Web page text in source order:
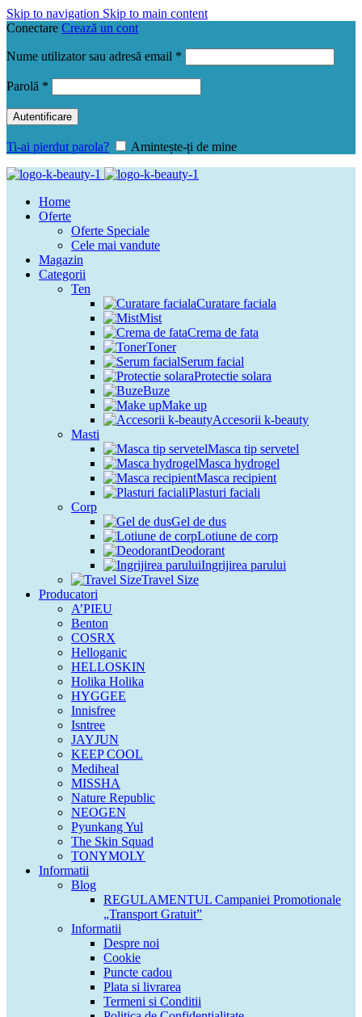
Skip to navigation Skip to main content
Conectare Crează un cont
Nume utilizator sau adresă email *
Parolă *
Autentificare
Ti-ai pierdut parola? Amintește-ți de mine
Home
Oferte
Oferte Speciale
Cele mai vandute
Magazin
Categorii
Ten
Curatare faciala
Mist
Crema de fata
Toner
Serum facial
Protectie solara
Buze
Make up
Accesorii k-beauty
Masti
Masca tip servetel
Masca hydrogel
Masca recipient
Plasturi faciali
Corp
Gel de dus
Lotiune de corp
Deodorant
Ingrijirea parului
Travel Size
Producatori
A’PIEU
Benton
COSRX
Helloganic
HELLOSKIN
Holika Holika
HYGGEE
Innisfree
Isntree
JAYJUN
KEEP COOL
Mediheal
MISSHA
Nature Republic
NEOGEN
Pyunkang Yul
The Skin Squad
TONYMOLY
Informatii
Blog
REGULAMENTUL Campaniei Promotionale
„Transport Gratuit”
Informatii
Despre noi
Cookie
Puncte cadou
Plata si livrarea
Termeni si Conditii